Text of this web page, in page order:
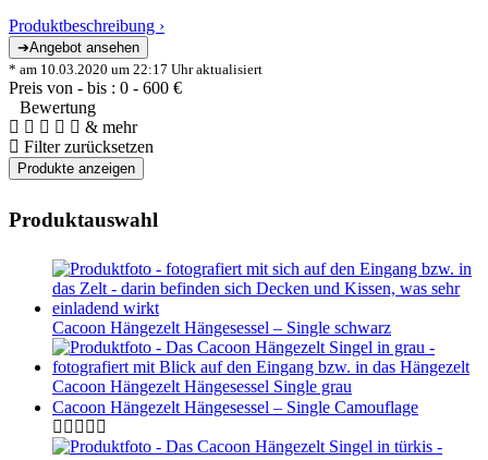
Produktbeschreibung ›
* am 10.03.2020 um 22:17 Uhr aktualisiert
Preis von - bis : 0 - 600 €
Bewertung
& mehr
Filter zurücksetzen
Produktauswahl
Cacoon Hängezelt Hängesessel – Single schwarz
Cacoon Hängezelt Hängesessel Single grau
Cacoon Hängezelt Hängesessel – Single Camouflage